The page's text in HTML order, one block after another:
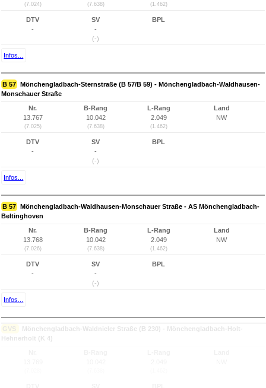
(7.024) (7.638) (1.462)
DTV
-
SV
-
(-)
BPL
Infos...
B 57 Mönchengladbach-Sternstraße (B 57/B 59) - Mönchengladbach-Waldhausen-
Monschauer Straße
Nr.
13.767
(7.025)
B-Rang
10.042
(7.638)
L-Rang
2.049
(1.462)
Land
NW
DTV
-
SV
-
(-)
BPL
Infos...
B 57 Mönchengladbach-Waldhausen-Monschauer Straße - AS Mönchengladbach-
Beltinghoven
Nr.
13.768
(7.026)
B-Rang
10.042
(7.638)
L-Rang
2.049
(1.462)
Land
NW
DTV
-
SV
-
(-)
BPL
Infos...
GVS
Mönchengladbach-Waldnieler Straße (B 230) - Mönchengladbach-Holt-
Hehnerholt (K 4)